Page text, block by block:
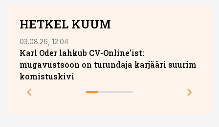
HETKEL KUUM
03.08.26, 12:04
Karl Oder lahkub CV-Online’ist:
mugavustsoon on turundaja karjääri suurim
komistuskivi